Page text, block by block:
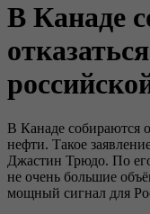
В Канаде
В Канаде собираются
нефти. Такое
Джастин Трюдо. По
не очень большие
мощный сигнал для